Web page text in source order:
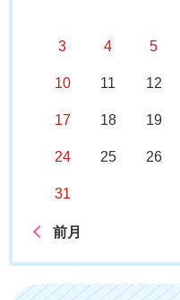
3 4 5
10 11 12
17 18 19
24 25 26
31
前月